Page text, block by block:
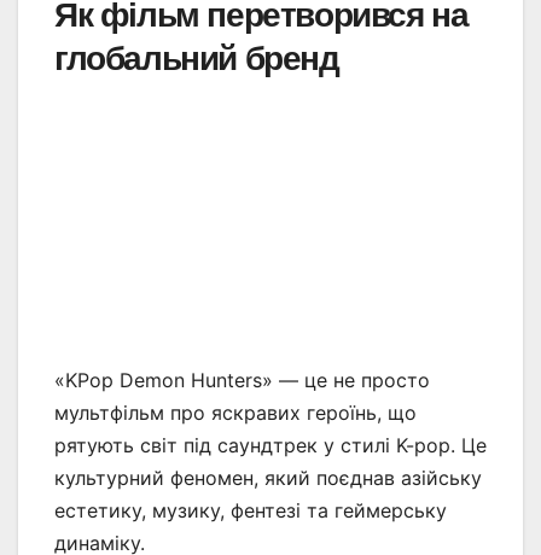
Як фільм перетворився на
глобальний бренд
«KPop Demon Hunters» — це не просто
мультфільм про яскравих героїнь, що
рятують світ під саундтрек у стилі K-pop. Це
культурний феномен, який поєднав азійську
естетику, музику, фентезі та геймерську
динаміку.